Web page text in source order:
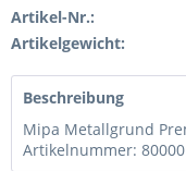
Artikel-Nr.:
Artikelgewicht:
Beschreibung
Mipa Metallgrund
Artikelnummer: